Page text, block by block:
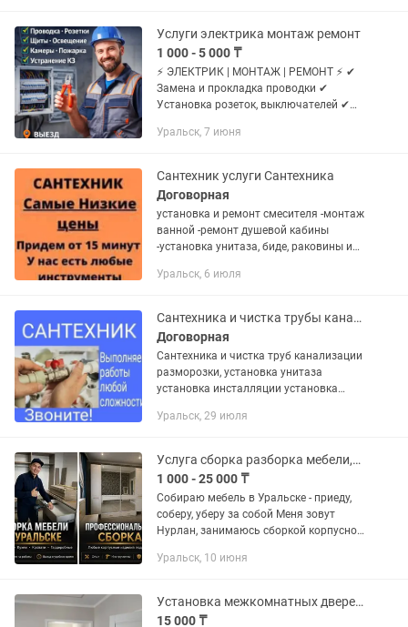
Услуги электрика монтаж ремонт
1 000 - 5 000 ₸
⚡ ЭЛЕКТРИК | МОНТАЖ | РЕМОНТ ⚡ ✔
Замена и прокладка проводки ✔
Установка розеток, выключателей ✔
✔ Устранение короткого замыкания ✔
Уральск, 7 июня
Сантехник услуги Сантехника
Договорная
установка и ремонт смесителя -монтаж
ванной -ремонт душевой кабины
-установка унитаза, биде, раковины и
-замена радиаторов отопления и
Уральск, 6 июля
Сантехника и чистка трубы канализации
Договорная
Сантехника и чистка труб канализации
разморозки, установка унитаза
установка инсталляции установка
установка Аристон установка
машинка...
Уральск, 29 июля
Услуга сборка разборка мебели,мелкосрочный ремонт мебельщик.
1 000 - 25 000 ₸
Собираю мебель в Уральске - приеду,
соберу, уберу за собой Меня зовут
Нурлан, занимаюсь сборкой корпусной
профессиональным инструментом,
Уральск, 10 июня
Установка межкомнатных дверей.
15 000 ₸